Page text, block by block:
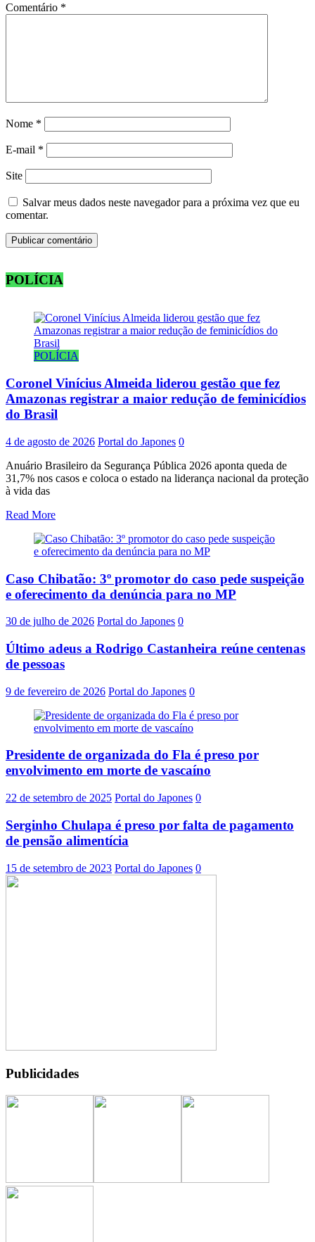
Comentário *
Nome *
E-mail *
Site
Salvar meus dados neste navegador para a próxima vez que eu
comentar.
POLÍCIA
POLÍCIA
Coronel Vinícius Almeida liderou gestão que fez
Amazonas registrar a maior redução de feminicídios
do Brasil
4 de agosto de 2026 Portal do Japones 0
Anuário Brasileiro da Segurança Pública 2026 aponta queda de
31,7% nos casos e coloca o estado na liderança nacional da proteção
à vida das
Read More
Caso Chibatão: 3º promotor do caso pede suspeição
e oferecimento da denúncia para no MP
30 de julho de 2026 Portal do Japones 0
Último adeus a Rodrigo Castanheira reúne centenas
de pessoas
9 de fevereiro de 2026 Portal do Japones 0
Presidente de organizada do Fla é preso por
envolvimento em morte de vascaíno
22 de setembro de 2025 Portal do Japones 0
Serginho Chulapa é preso por falta de pagamento
de pensão alimentícia
15 de setembro de 2023 Portal do Japones 0
Publicidades